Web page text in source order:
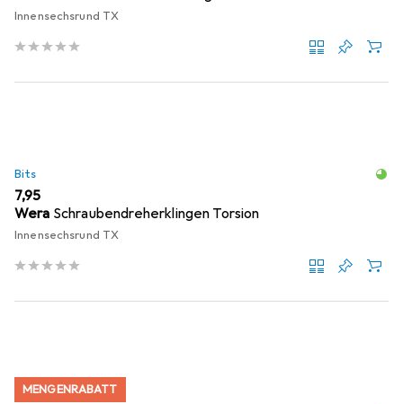
Innensechsrund TX
Bits
EUR
7,95
Wera Schraubendreherklingen Torsion
Innensechsrund TX
MENGENRABATT